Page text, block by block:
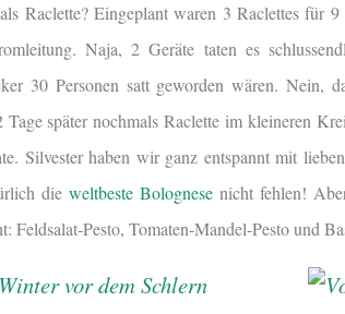
Raclette? Eingeplant waren 3 Raclettes für
Naja, 2 Geräte taten es
30 Personen satt geworden wären.
Tage später nochmals Raclette im kleineren
Silvester haben wir ganz entspannt mit
die weltbeste Bolognesenicht fehlen!
Feldsalat-Pesto, Tomaten-Mandel-Pesto und